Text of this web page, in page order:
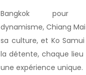
Bangkok pour
dynamisme, Chiang
sa culture, et Ko
la détente, chaque
une expérience unique.